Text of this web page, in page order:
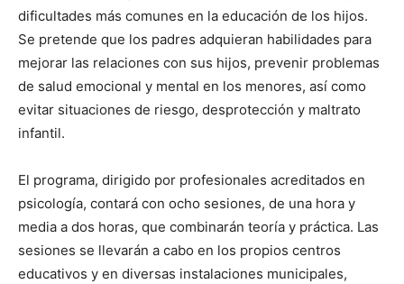
dificultades más comunes en la educación de los hijos.
Se pretende que los padres adquieran habilidades para
mejorar las relaciones con sus hijos, prevenir problemas
de salud emocional y mental en los menores, así como
evitar situaciones de riesgo, desprotección y maltrato
infantil.
El programa, dirigido por profesionales acreditados en
psicología, contará con ocho sesiones, de una hora y
media a dos horas, que combinarán teoría y práctica. Las
sesiones se llevarán a cabo en los propios centros
educativos y en diversas instalaciones municipales,